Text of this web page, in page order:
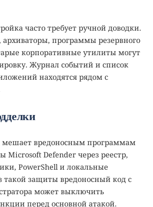
часто требует ручной доводки.
программы резервного
корпоративные утилиты могут
Журнал событий и список
находятся рядом с
мешает вредоносным программам
Microsoft Defender через реестр,
PowerShell и локальные
такой защиты вредоносный код с
может выключить
перед основной атакой.